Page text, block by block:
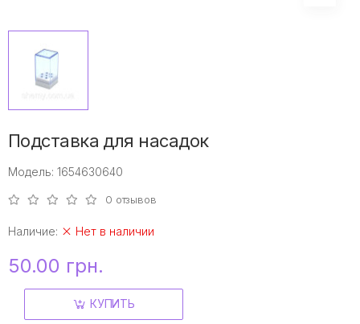
Подставка для насадок
Модель: 1654630640
0 отзывов
Наличие: Нет в наличии
50.00 грн.
КУПИТЬ